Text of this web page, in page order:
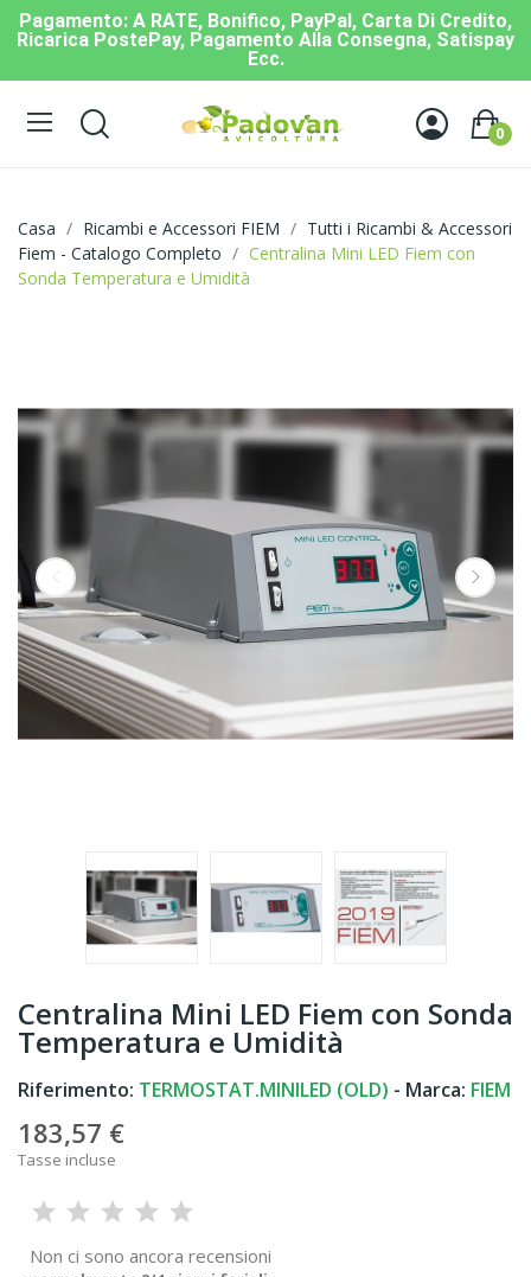
Pagamento: A RATE, Bonifico, PayPal, Carta Di Credito,
Ricarica PostePay, Pagamento Alla Consegna, Satispay
Ecc.
0
Casa Ricambi e Accessori FIEM
Tutti i Ricambi & Accessori
Fiem - Catalogo Completo
Centralina Mini LED Fiem con
Sonda Temperatura e Umidità
Centralina Mini LED Fiem con Sonda
Temperatura e Umidità
Riferimento: TERMOSTAT.MINILED (OLD) - Marca: FIEM
183,57 €
Tasse incluse
Non ci sono ancora recensioni